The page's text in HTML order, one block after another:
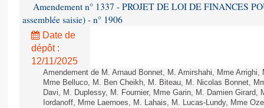
Dossiers législatifs
Budget et sécurité sociale
Questions écrites et orales
Comptes rendus des débats
Amendement n° 1337 - PROJET DE LOI DE FINANCES
assemblée saisie) - n° 1906
Date de
dépôt :
12/11/2025
Amendement de M. Arnaud Bonnet, M. Amirshahi, Mme
Mme Belluco, M. Ben Cheikh, M. Biteau, M. Nicolas Bonnet,
Davi, M. Duplessy, M. Fournier, Mme Garin, M. Damien Girard,
Iordanoff, Mme Laernoes, M. Lahais, M. Lucas-Lundy, Mme